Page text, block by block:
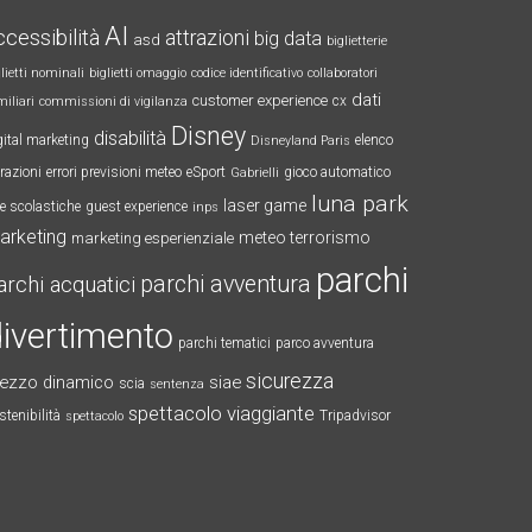
AI asd attrazioni big data biglietterie
nominali biglietti omaggio codice identificativo collaboratori
commissioni di vigilanza customer experience cx dati
marketing disabilità Disney Disneyland Paris elenco
errori previsioni meteo eSport Gabrielli gioco automatico
scolastiche guest experience inps laser game luna park
marketing esperienziale meteo terrorismo
acquatici parchi avventura parchi
parchi tematici parco avventura
dinamico scia sentenza siae sicurezza
spettacolo spettacolo viaggiante Tripadvisor